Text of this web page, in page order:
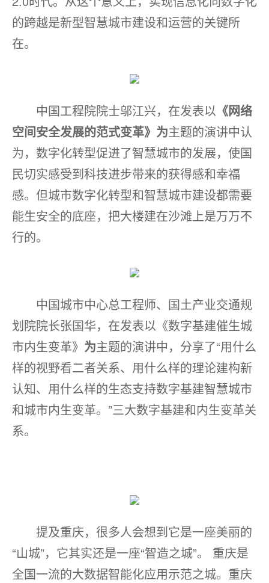
的跨越是新型智慧城市建设和运营的关键所
在。
中国工程院院士邬江兴，在发表以 《网络
空间安全发展的范式变革》为主题的演讲中认
为，数字化转型促进了智慧城市的发展，使国
民切实感受到科技进步带来的获得感和幸福
感。但城市数字化转型和智慧城市建设都需要
能生安全的底座，把大楼建在沙滩上是万万不
行的。
中国城市中心总工程师、国土产业交通规
划院院长张国华，在发表以《数字基建催生城
市内生变革》 为主题的演讲中，分享了“用什么
样的视野看二者关系、用什么样的理论建构新
认知、用什么样的生态支持数字基建智慧城市
和城市内生变革。”三大数字基建和内生变革关
系。
提及重庆，很多人会想到它是一座美丽的
“山城”，它其实还是一座“智造之城”。 重庆是
全国一流的大数据智能化应用示范之城。重庆